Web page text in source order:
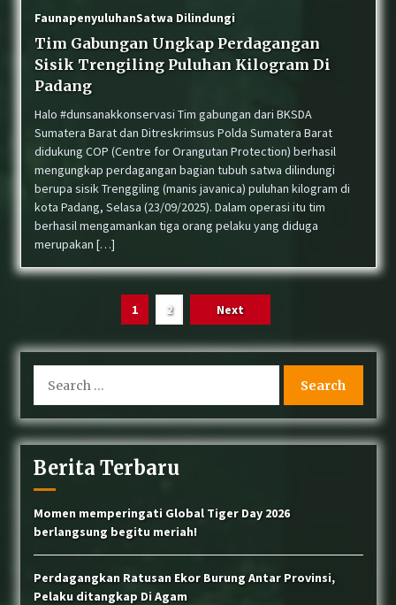
FaunapenyuluhanSatwa Dilindungi
Tim Gabungan Ungkap Perdagangan
Sisik Trengiling Puluhan Kilogram Di
Padang
Halo #dunsanakkonservasi Tim gabungan dari BKSDA
Sumatera Barat dan Ditreskrimsus Polda Sumatera Barat
didukung COP (Centre for Orangutan Protection) berhasil
mengungkap perdagangan bagian tubuh satwa dilindungi
berupa sisik Trenggiling (manis javanica) puluhan kilogram di
kota Padang, Selasa (23/09/2025). Dalam operasi itu tim
berhasil mengamankan tiga orang pelaku yang diduga
merupakan […]
1 2 Next
for:
Berita Terbaru
Momen memperingati Global Tiger Day 2026
berlangsung begitu meriah!
Perdagangkan Ratusan Ekor Burung Antar Provinsi,
Pelaku ditangkap Di Agam